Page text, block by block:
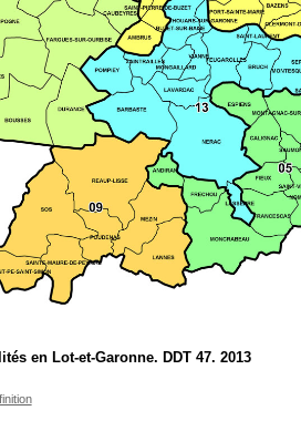
en Lot-et-Garonne. DDT 47. 2013